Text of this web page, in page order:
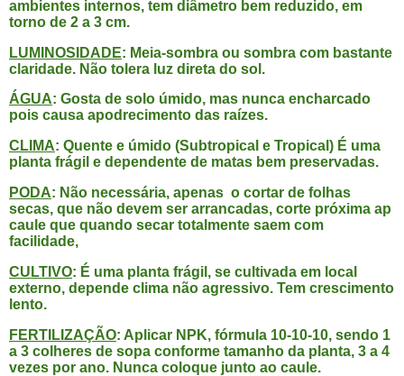
ambientes internos, tem diâmetro bem reduzido, em
torno de 2 a 3 cm.
LUMINOSIDADE: Meia-sombra ou sombra com bastante
claridade. Não tolera luz direta do sol.
ÁGUA: Gosta de solo úmido, mas nunca encharcado
pois causa apodrecimento das raízes.
CLIMA: Quente e úmido (Subtropical e Tropical) É uma
planta frágil e dependente de matas bem preservadas.
PODA: Não necessária, apenas o cortar de folhas
secas, que não devem ser arrancadas, corte próxima ap
caule que quando secar totalmente saem com
facilidade,
CULTIVO: É uma planta frágil, se cultivada em local
externo, depende clima não agressivo. Tem crescimento
lento.
FERTILIZAÇÃO: Aplicar NPK, fórmula 10-10-10, sendo 1
a 3 colheres de sopa conforme tamanho da planta, 3 a 4
vezes por ano. Nunca coloque junto ao caule.